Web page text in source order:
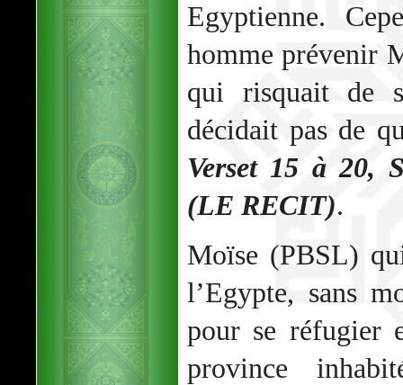
Egyptienne.
homme prévenir
qui risquait de
décidait pas de
Verset 15 à 20,
(LE RECIT).
Moïse (PBSL)
l’Egypte, sans
pour se réfugier
province